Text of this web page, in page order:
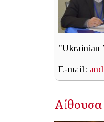
"Ukrainian
E-mail: